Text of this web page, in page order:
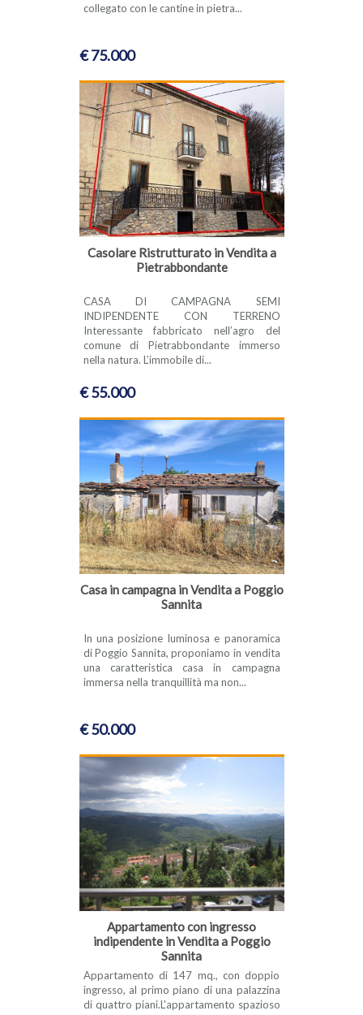
collegato con le cantine in pietra...
€ 75.000
Casolare Ristrutturato in Vendita a
Pietrabbondante
CASA DI CAMPAGNA SEMI
INDIPENDENTE CON TERRENO
Interessante fabbricato nell’agro del
comune di Pietrabbondante immerso
nella natura. L’immobile di...
€ 55.000
Casa in campagna in Vendita a Poggio
Sannita
In una posizione luminosa e panoramica
di Poggio Sannita, proponiamo in vendita
una caratteristica casa in campagna
immersa nella tranquillità ma non...
€ 50.000
Appartamento con ingresso
indipendente in Vendita a Poggio
Sannita
Appartamento di 147 mq., con doppio
ingresso, al primo piano di una palazzina
di quattro piani.L'appartamento spazioso